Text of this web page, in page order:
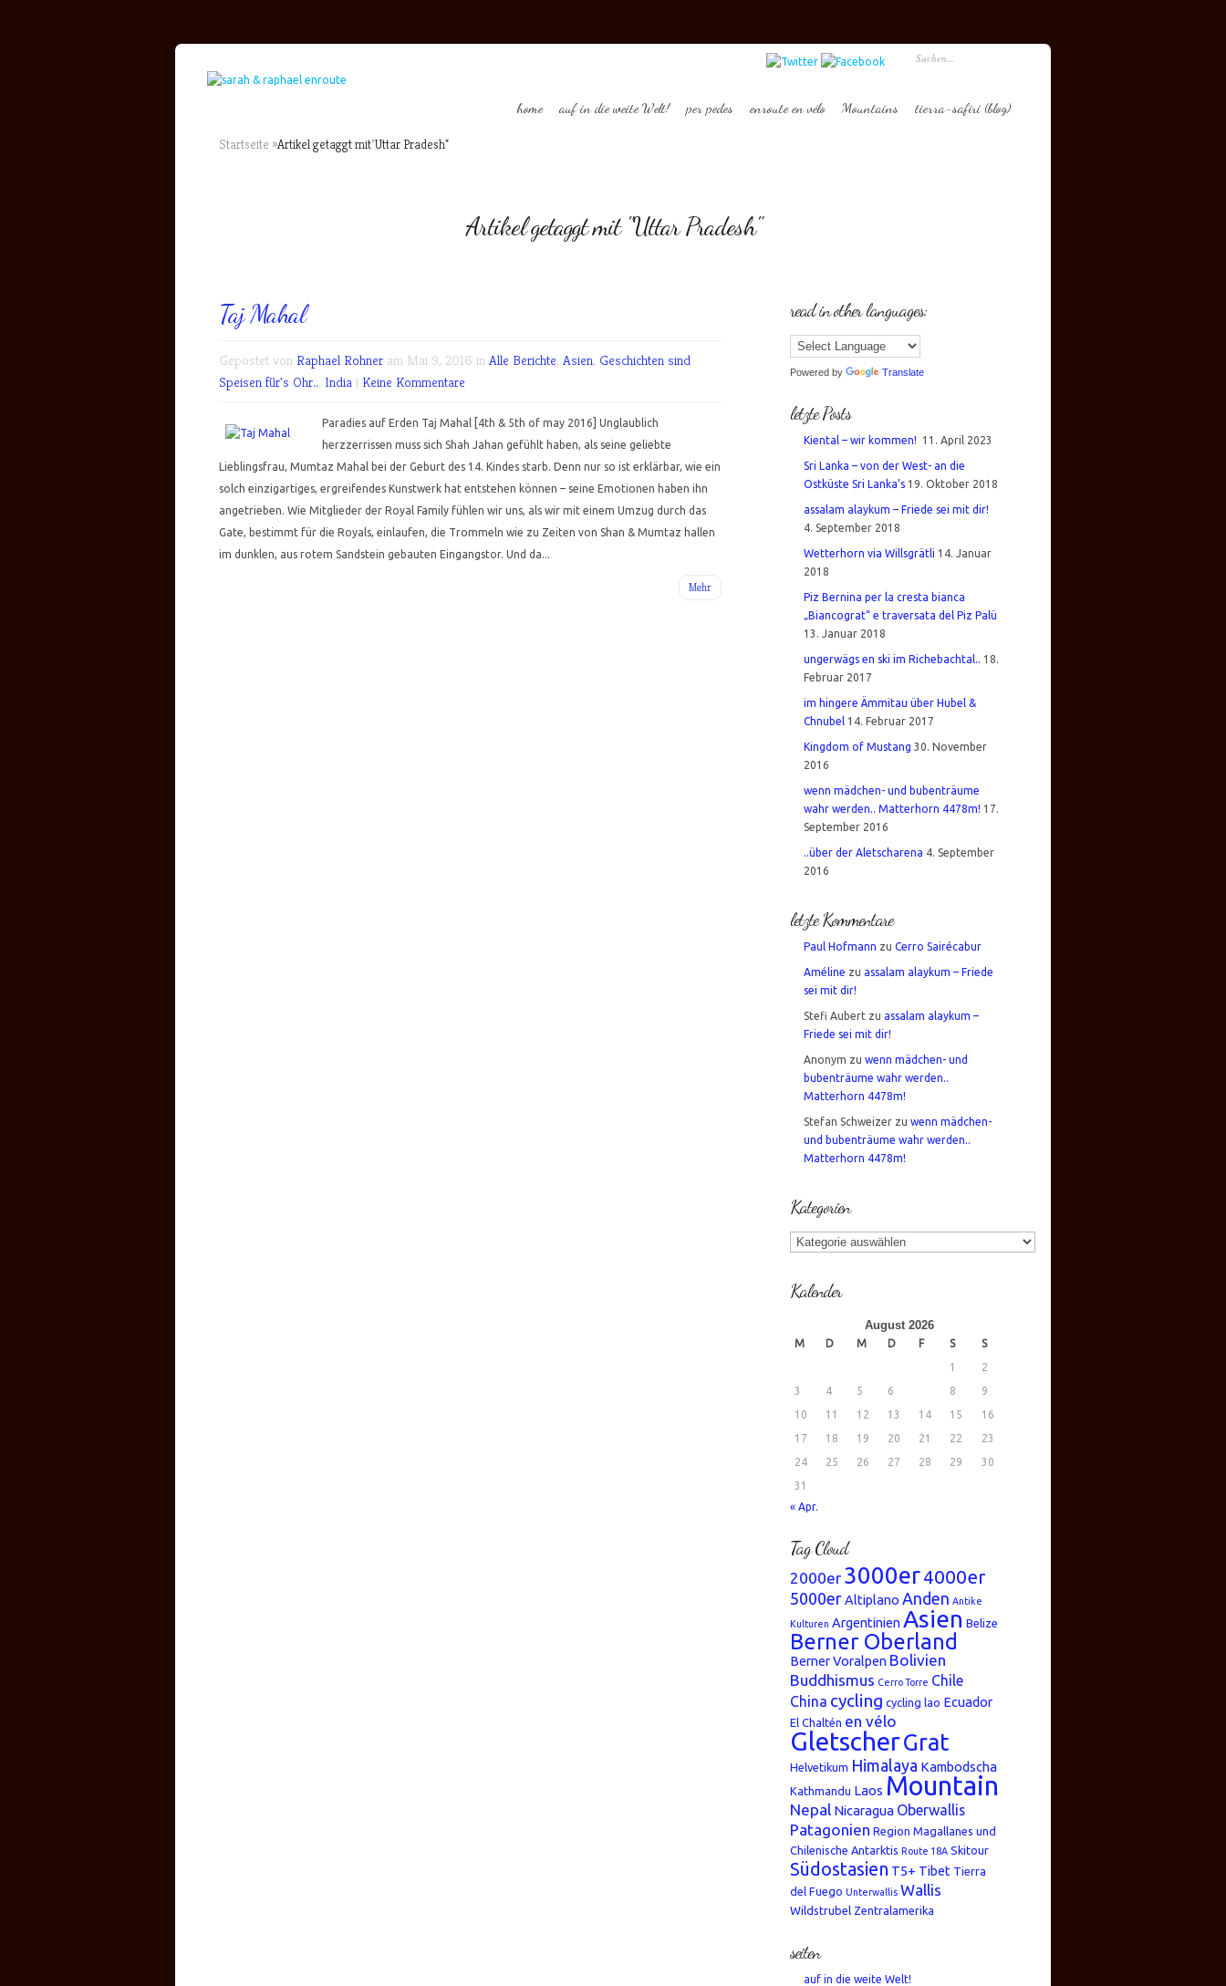
home auf in die weite Welt! per pedes enroute en vélo Mountains tierra-safiri (blog)
Startseite »Artikel getaggt mit"Uttar Pradesh"
Artikel getaggt mit "Uttar Pradesh"
Taj Mahal
Gepostet von Raphael Rohner am Mai 9, 2016 in Alle Berichte, Asien, Geschichten sind
Speisen für's Ohr.., India | Keine Kommentare
Paradies auf Erden Taj Mahal [4th & 5th of may 2016] Unglaublich
herzzerrissen muss sich Shah Jahan gefühlt haben, als seine geliebte
Lieblingsfrau, Mumtaz Mahal bei der Geburt des 14. Kindes starb. Denn nur so ist erklärbar, wie ein
solch einzigartiges, ergreifendes Kunstwerk hat entstehen können – seine Emotionen haben ihn
angetrieben. Wie Mitglieder der Royal Family fühlen wir uns, als wir mit einem Umzug durch das
Gate, bestimmt für die Royals, einlaufen, die Trommeln wie zu Zeiten von Shan & Mumtaz hallen
im dunklen, aus rotem Sandstein gebauten Eingangstor. Und da...
Mehr
read in other languages:
Powered by Translate
letzte Posts
Kiental – wir kommen! 11. April 2023
Sri Lanka – von der West- an die
Ostküste Sri Lanka’s 19. Oktober 2018
assalam alaykum – Friede sei mit dir!
4. September 2018
Wetterhorn via Willsgrätli 14. Januar
2018
Piz Bernina per la cresta bianca
„Biancograt“ e traversata del Piz Palü
13. Januar 2018
ungerwägs en ski im Richebachtal.. 18.
Februar 2017
im hingere Ämmitau über Hubel &
Chnubel 14. Februar 2017
Kingdom of Mustang 30. November
2016
wenn mädchen- und bubenträume
wahr werden.. Matterhorn 4478m! 17.
September 2016
..über der Aletscharena 4. September
2016
letzte Kommentare
Paul Hofmann zu Cerro Sairécabur
Améline zu assalam alaykum – Friede
sei mit dir!
Stefi Aubert zu assalam alaykum –
Friede sei mit dir!
Anonym zu wenn mädchen- und
bubenträume wahr werden..
Matterhorn 4478m!
Stefan Schweizer zu wenn mädchen-
und bubenträume wahr werden..
Matterhorn 4478m!
Kategorien
Kategorien
Kalender
August 2026
M D M D F S
S
1
2
3
4 5 6 8
9
10
11 12 13 14 15
16
17
18 19 20 21 22
23
24
25 26 27 28 29
30
31
« Apr.
Tag Cloud
2000er 3000er4000er
5000erAltiplano Anden Antike
Kulturen Argentinien Asien Belize
Berner Oberland
Berner Voralpen Bolivien
Buddhismus Cerro Torre Chile
China cycling cycling lao Ecuador
El Chaltén en vélo
GletscherGrat
Helvetikum Himalaya Kambodscha
Kathmandu Laos Mountain
Nepal Nicaragua Oberwallis
Patagonien Region Magallanes und
Chilenische Antarktis Route 18A Skitour
Südostasien T5+ Tibet Tierra
del Fuego Unterwallis Wallis
Wildstrubel Zentralamerika
seiten
auf in die weite Welt!